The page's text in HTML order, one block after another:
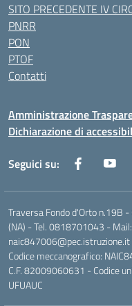
SITO PRECEDENTE IV
PNRR
PON
PTOF
Contatti
Amministrazione
Dichiarazione di
Seguici su:
Traversa Fondo d'Orto n.19B
(NA) - Tel. 0818701043 -
naic847006@pec.istruzione.it
Codice meccanografico:
C.F. 82009060631 - Codice
UFUAUC